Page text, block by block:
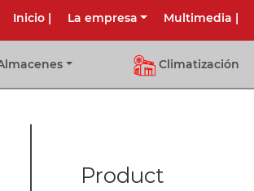
Inicio| La empresa Multimedia |
Climatización
Product